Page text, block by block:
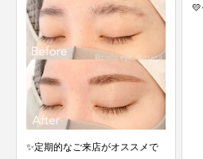
💛セットメニューがお得です💛